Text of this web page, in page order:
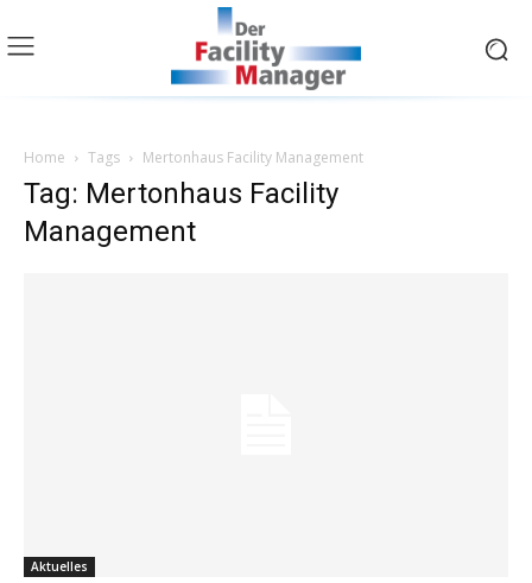
Home Tags Mertonhaus Facility Management
Tag: Mertonhaus Facility
Management
Aktuelles